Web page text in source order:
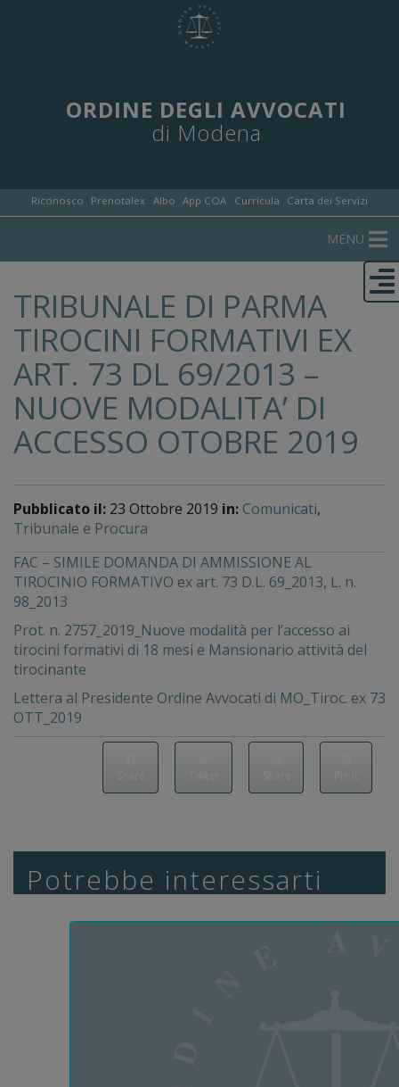
ORDINE DEGLI AVVOCATI
di Modena
Riconosco Prenotalex Albo App COA Curricula Carta dei Servizi
MENU
TRIBUNALE DI PARMA
TIROCINI FORMATIVI EX
ART. 73 DL 69/2013 –
NUOVE MODALITA’ DI
ACCESSO OTOBRE 2019
Pubblicato il: 23 Ottobre 2019 in: Comunicati,
Tribunale e Procura
FAC – SIMILE DOMANDA DI AMMISSIONE AL
TIROCINIO FORMATIVO ex art. 73 D.L. 69_2013, L. n.
98_2013
Prot. n. 2757_2019_Nuove modalità per l’accesso ai
tirocini formativi di 18 mesi e Mansionario attività del
tirocinante
Lettera al Presidente Ordine Avvocati di MO_Tiroc. ex 73
OTT_2019
Potrebbe interessarti